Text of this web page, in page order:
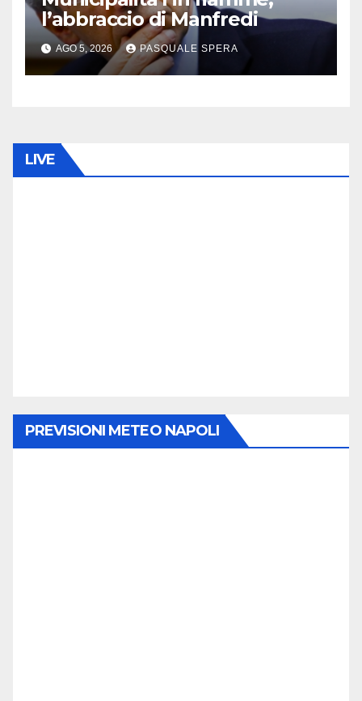
l’abbraccio di Manfredi
AGO 5, 2026 PASQUALE SPERA
LIVE
PREVISIONI METEO NAPOLI